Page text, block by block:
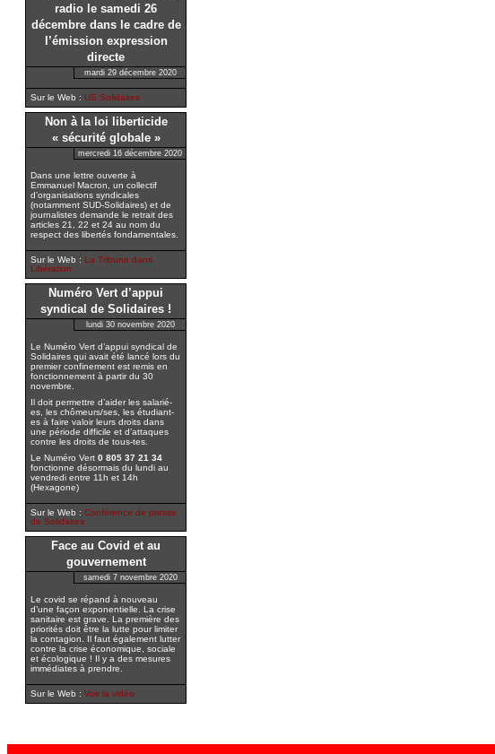
radio le samedi 26
décembre dans le cadre de
l’émission expression
directe
mardi 29 décembre 2020
Sur le Web : US Solidaires
Non à la loi liberticide
« sécurité globale »
mercredi 16 décembre 2020
Dans une lettre ouverte à
Emmanuel Macron, un collectif
d’organisations syndicales
(notamment SUD-Solidaires) et de
journalistes demande le retrait des
articles 21, 22 et 24 au nom du
respect des libertés fondamentales.
Sur le Web : La Tribune dans
Libération
Numéro Vert d’appui
syndical de Solidaires !
lundi 30 novembre 2020
Le Numéro Vert d’appui syndical de
Solidaires qui avait été lancé lors du
premier confinement est remis en
fonctionnement à partir du 30
novembre.
Il doit permettre d’aider les salarié-
es, les chômeurs/ses, les étudiant-
es à faire valoir leurs droits dans
une période difficile et d’attaques
contre les droits de tous-tes.
Le Numéro Vert 0 805 37 21 34
fonctionne désormais du lundi au
vendredi entre 11h et 14h
(Hexagone)
Sur le Web : Conférence de presse
de Solidaires
Face au Covid et au
gouvernement
samedi 7 novembre 2020
Le covid se répand à nouveau
d’une façon exponentielle. La crise
sanitaire est grave. La première des
priorités doit être la lutte pour limiter
la contagion. Il faut également lutter
contre la crise économique, sociale
et écologique ! Il y a des mesures
immédiates à prendre.
Sur le Web : Voir la vidéo